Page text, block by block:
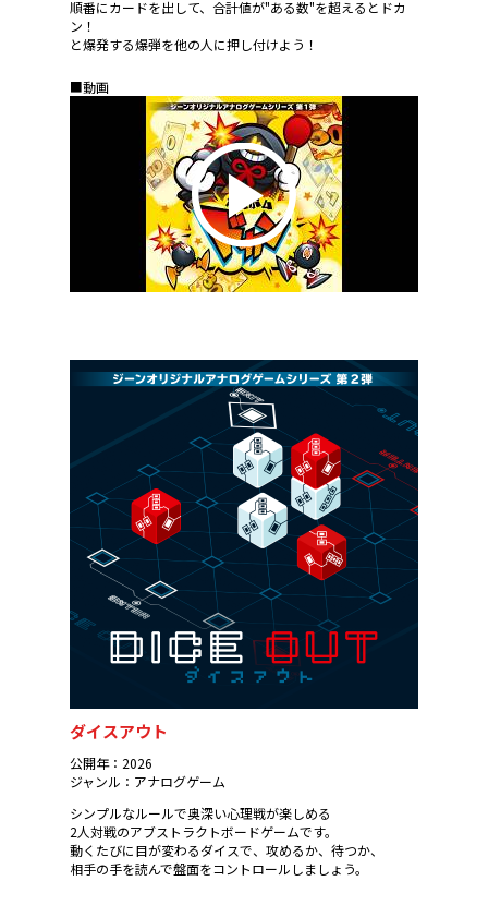
順番にカードを出して、合計値が"ある数"を超えるとドカ
ン！
と爆発する爆弾を他の人に押し付けよう！
■動画
ダイスアウト
公開年：2026
ジャンル：アナログゲーム
シンプルなルールで奥深い心理戦が楽しめる
2人対戦のアブストラクトボードゲームです。
動くたびに目が変わるダイスで、攻めるか、待つか、
相手の手を読んで盤面をコントロールしましょう。